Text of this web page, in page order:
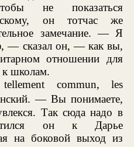
не показаться
он тотчас же
замечание. — Я
— сказал он, — как вы,
отношении для
к школам.
commun, les
— Вы понимаете,
Так сюда надо в
он к Дарье
на боковой выход из